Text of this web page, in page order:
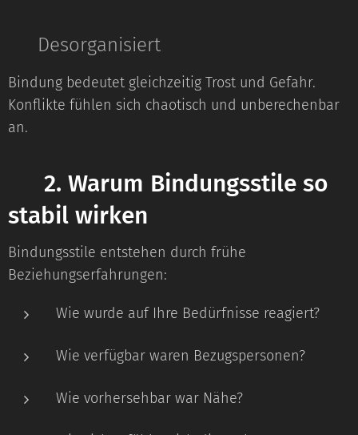
🔸 Desorganisiert
Bindung bedeutet gleichzeitig Trost und Gefahr.
Konflikte fühlen sich chaotisch und unberechenbar
an.
2. Warum Bindungsstile so
stabil wirken
Bindungsstile entstehen durch frühe
Beziehungserfahrungen:
Wie wurde auf Ihre Bedürfnisse reagiert?
Wie verfügbar waren Bezugspersonen?
Wie vorhersehbar war Nähe?